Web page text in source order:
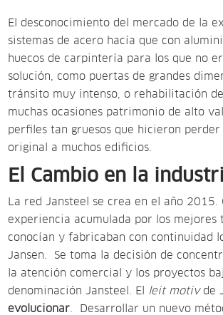
El desconocimiento del mercado de la
sistemas de acero hacía que con
huecos de carpintería para los que no
solución, como puertas de grandes
tránsito muy intenso, o rehabilitación
muchas ocasiones patrimonio de alto
perfiles tan gruesos que hicieron perder
original a muchos edificios.
El Cambio en la
La red Jansteel se crea en el año 2015.
experiencia acumulada por los mejores
conocían y fabricaban con continuidad
Jansen. Se toma la decisión de
la atención comercial y los proyectos
denominación Jansteel. El
leit motivde
evolucionar. Desarrollar un nuevo